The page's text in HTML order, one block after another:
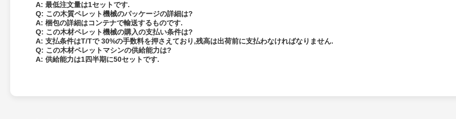
A: 最低注文量は1セットです.
Q: この木質ペレット機械のパッケージの詳細は?
A: 梱包の詳細はコンテナで輸送するものです.
Q: この木材ペレット機械の購入の支払い条件は?
A: 支払条件はT/Tで 30%の手数料を押さえており,残高は出荷前に支払わなければなりません.
Q: この木材ペレットマシンの供給能力は?
A: 供給能力は1四半期に50セットです.